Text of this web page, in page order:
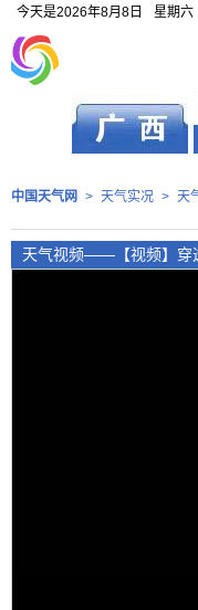
今天是2026年8月8日
星期六
中国天气网 > 天气实况 > 天
天气视频——【视频】穿